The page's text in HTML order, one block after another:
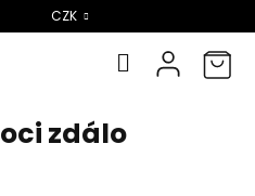
CZK
zdálo